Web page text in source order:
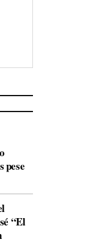
pese
“El